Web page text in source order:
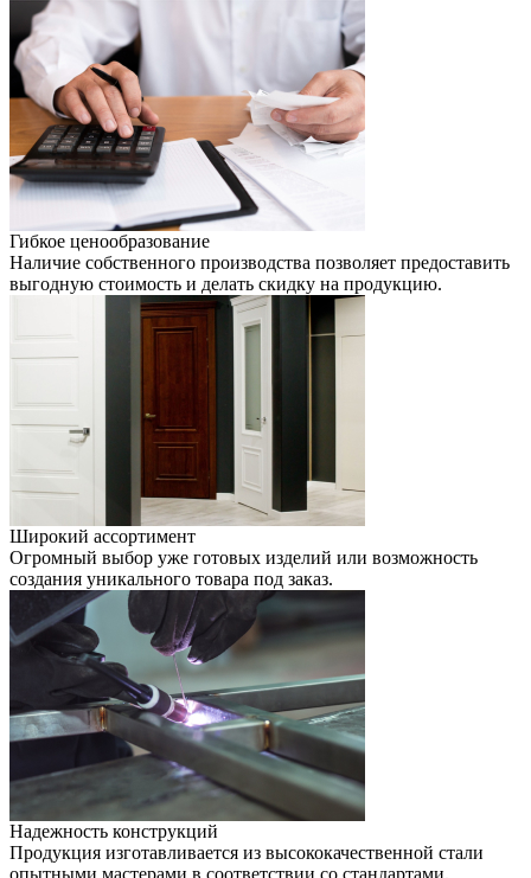
Гибкое ценообразование
Наличие собственного производства позволяет предоставить
выгодную стоимость и делать скидку на продукцию.
Широкий ассортимент
Огромный выбор уже готовых изделий или возможность
создания уникального товара под заказ.
Надежность конструкций
Продукция изготавливается из высококачественной стали
опытными мастерами в соответствии со стандартами.